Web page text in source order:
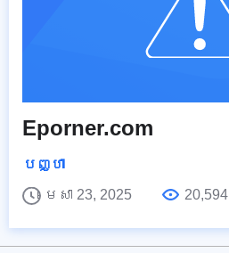
Eporner.com
បញ្ហា
មេសា 23, 2025
20,594